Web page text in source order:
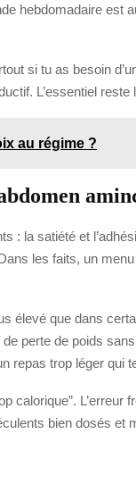
hebdomadaire
si tu as besoin
L’essentiel
au régime ?
: la satiété et
les faits, un
élevé que dans
perte de poids
repas trop léger qui
calorique”.
bien dosés